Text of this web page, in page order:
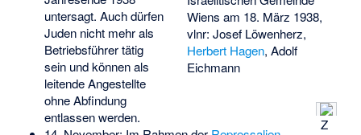
Wiens am 18. März 1938,
vlnr: Josef Löwenherz,
Herbert Hagen, Adolf
Eichmann
Z
untersagt. Auch dürfen
Juden nicht mehr als
Betriebsführer tätig
sein und können als
leitende Angestellte
ohne Abfindung
entlassen werden.